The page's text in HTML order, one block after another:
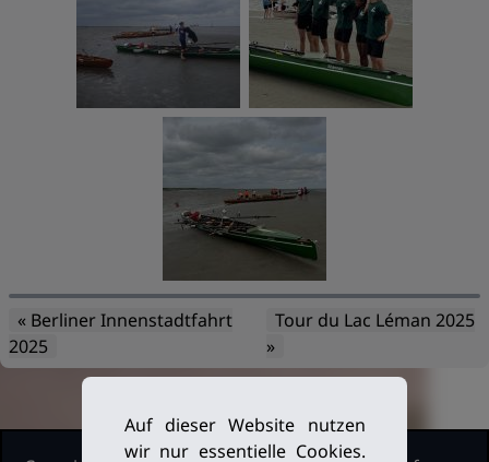
« Berliner Innenstadtfahrt
2025
Tour du Lac Léman 2025
»
Auf dieser Website nutzen
wir nur essentielle Cookies.